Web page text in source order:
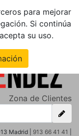
para mejorar
Si continúa
su uso.
Zona de Clientes
Madrid | 913 66 41 41